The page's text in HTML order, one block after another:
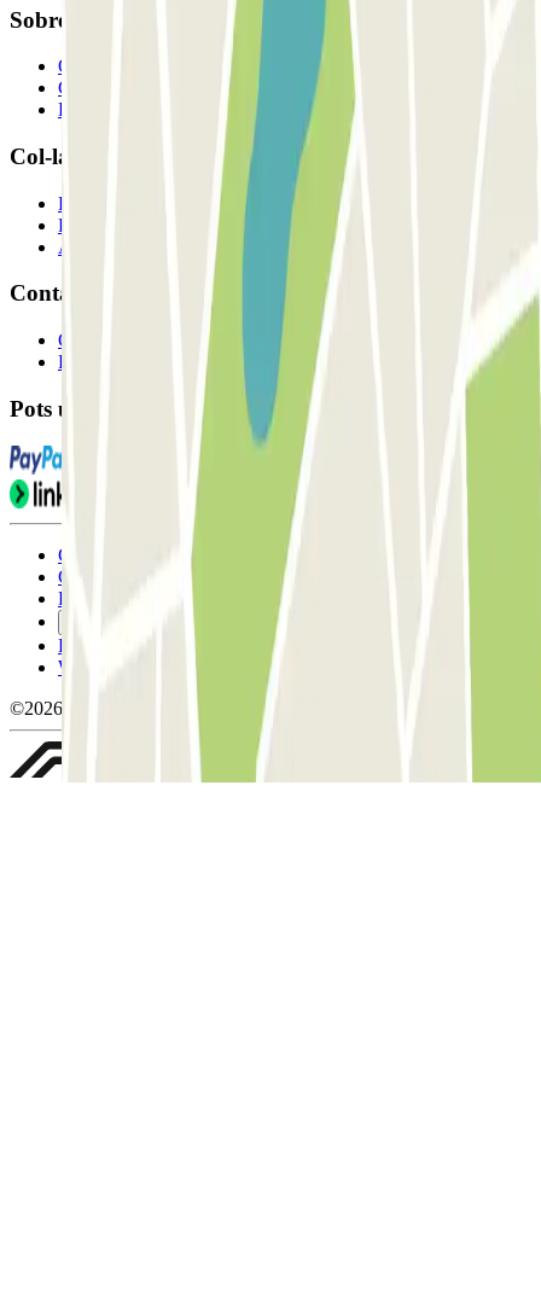
Sobre Parclick
Qui som
Com funciona?
Els nostres pàrquings
Col-laborem?
Professionals
Proveïdor de pàrquing
Afiliat
Contacte
Contacta'ns
FAQ
Pots utilitzar aquests mètodes de pagament:
Condicions d'ús i contratació
Condicions de cancel-lació
Política de cookies
Gestiona les galetes
Política de privacitat
Whistleblowing
©2026 Parclick. All rights reserved